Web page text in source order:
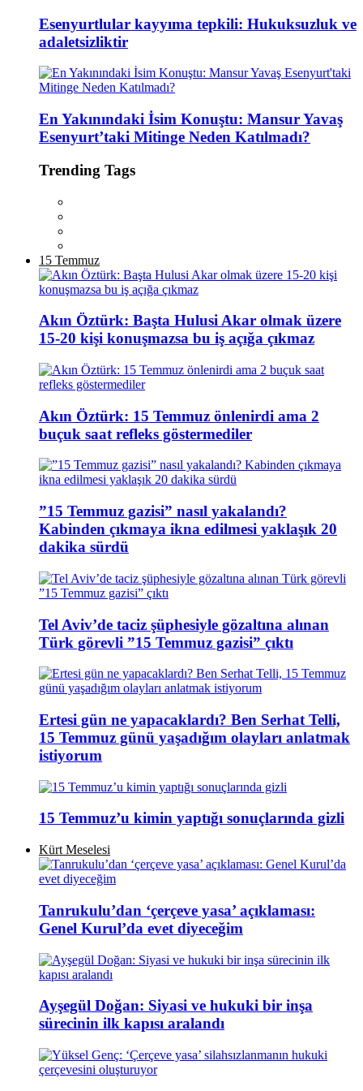
Esenyurtlular kayyıma tepkili: Hukuksuzluk ve
adaletsizliktir
En Yakınındaki İsim Konuştu: Mansur Yavaş
Esenyurt’taki Mitinge Neden Katılmadı?
Trending Tags
15 Temmuz
Akın Öztürk: Başta Hulusi Akar olmak üzere
15-20 kişi konuşmazsa bu iş açığa çıkmaz
Akın Öztürk: 15 Temmuz önlenirdi ama 2
buçuk saat refleks göstermediler
”15 Temmuz gazisi” nasıl yakalandı?
Kabinden çıkmaya ikna edilmesi yaklaşık 20
dakika sürdü
Tel Aviv’de taciz şüphesiyle gözaltına alınan
Türk görevli ”15 Temmuz gazisi” çıktı
Ertesi gün ne yapacaklardı? Ben Serhat Telli,
15 Temmuz günü yaşadığım olayları anlatmak
istiyorum
15 Temmuz’u kimin yaptığı sonuçlarında gizli
Kürt Meselesi
Tanrukulu’dan ‘çerçeve yasa’ açıklaması:
Genel Kurul’da evet diyeceğim
Ayşegül Doğan: Siyasi ve hukuki bir inşa
sürecinin ilk kapısı aralandı